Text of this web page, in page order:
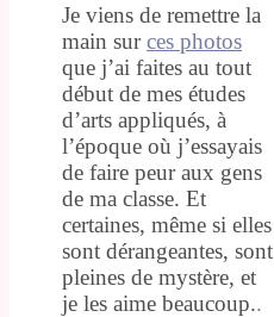
Je viens de remettre la
main surces photos
que j’ai faites au tout
début de mes études
d’arts appliqués, à
l’époque où j’essayais
de faire peur aux gens
de ma classe. Et
certaines, même si elles
sont dérangeantes, sont
pleines de mystère, et
je les aime beaucoup..